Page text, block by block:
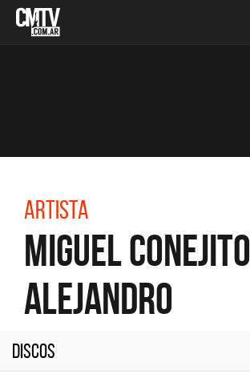
Artista
Miguel Conejito
Alejandro
Discos